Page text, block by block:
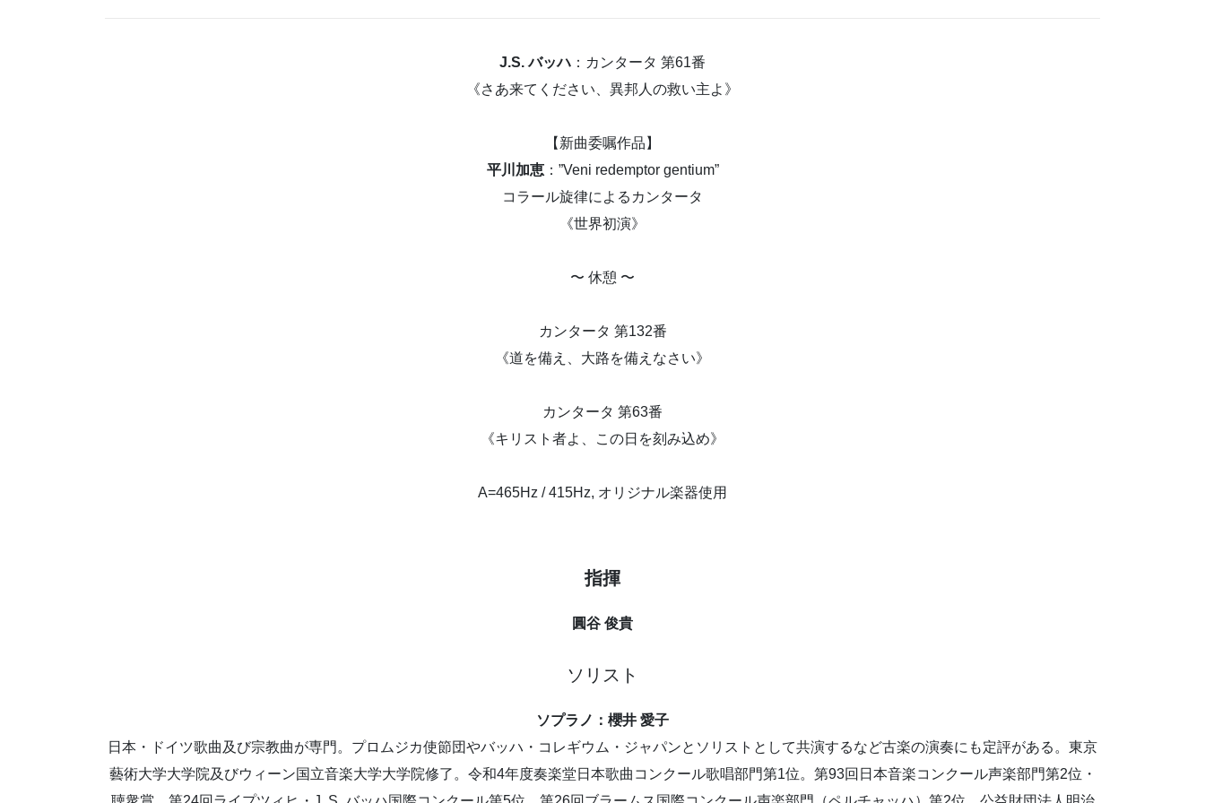
J.S. バッハ ：カンタータ 第61番
《さあ来てください、異邦人の救い主よ》
【新曲委嘱作品】
平川加恵：”Veni redemptor gentium”
コラール旋律によるカンタータ
《世界初演》
〜 休憩 〜
カンタータ 第132番
《道を備え、大路を備えなさい》
カンタータ 第63番
《キリスト者よ、この日を刻み込め》
A=465Hz / 415Hz, オリジナル楽器使用
指揮
圓谷 俊貴
ソリスト
ソプラノ：櫻井 愛子
日本・ドイツ歌曲及び宗教曲が専門。プロムジカ使節団やバッハ・コレギウム・ジャパンとソリストとして共演するなど古楽の演奏にも定評がある。東京
藝術大学大学院及びウィーン国立音楽大学大学院修了。令和4年度奏楽堂日本歌曲コンクール歌唱部門第1位。第93回日本音楽コンクール声楽部門第2位・